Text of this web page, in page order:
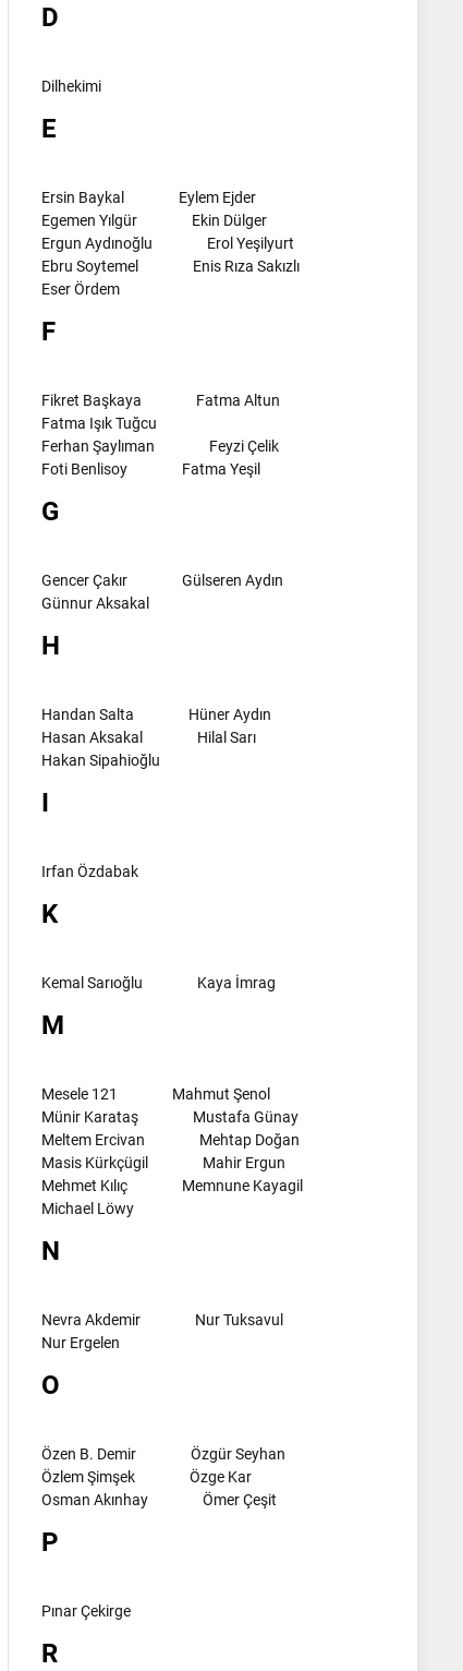
D
Dilhekimi
E
Ersin Baykal
Eylem Ejder
Egemen Yılgür
Ekin Dülger
Ergun Aydınoğlu
Erol Yeşilyurt
Ebru Soytemel
Enis Rıza Sakızlı
Eser Ördem
F
Fikret Başkaya
Fatma Altun
Fatma Işık Tuğcu
Ferhan Şaylıman
Feyzi Çelik
Foti Benlisoy
Fatma Yeşil
G
Gencer Çakır
Gülseren Aydın
Günnur Aksakal
H
Handan Salta
Hüner Aydın
Hasan Aksakal
Hilal Sarı
Hakan Sipahioğlu
I
Irfan Özdabak
K
Kemal Sarıoğlu Kaya İmrag
M
Mesele 121
Mahmut Şenol
Münir Karataş
Mustafa Günay
Meltem Ercivan
Mehtap Doğan
Masis Kürkçügil
Mahir Ergun
Mehmet Kılıç
Memnune Kayagil
Michael Löwy
N
Nevra Akdemir
Nur Tuksavul
Nur Ergelen
O
Özen B. Demir
Özgür Seyhan
Özlem Şimşek
Özge Kar
Osman Akınhay
Ömer Çeşit
P
Pınar Çekirge
R